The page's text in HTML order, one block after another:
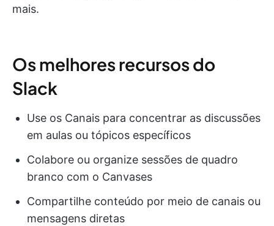
mais.
Os melhores recursos do
Slack
Use os Canais para concentrar as discussões
em aulas ou tópicos específicos
Colabore ou organize sessões de quadro
branco com o Canvases
Compartilhe conteúdo por meio de canais ou
mensagens diretas